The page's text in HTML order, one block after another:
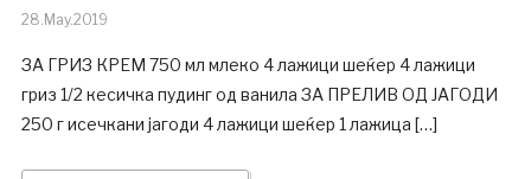
28.May.2019
ЗА ГРИЗ КРЕМ 750 мл млеко 4 лажици шеќер 4 лажици
гриз 1/2 кесичка пудинг од ванила ЗА ПРЕЛИВ ОД ЈАГОДИ
250 г исечкани јагоди 4 лажици шеќер 1 лажица […]